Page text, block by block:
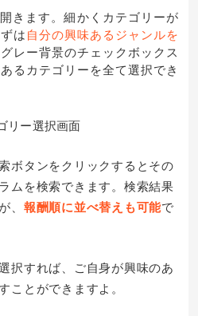
きます。細かくカテゴリーが
は自分の興味あるジャンルを
レー背景のチェックボックス
るカテゴリーを全て選択でき
ボタンをクリックするとその
ムを検索できます。検索結果
、 報酬順に並べ替えも可能で
択すれば、ご自身が興味のあ
ことができますよ。